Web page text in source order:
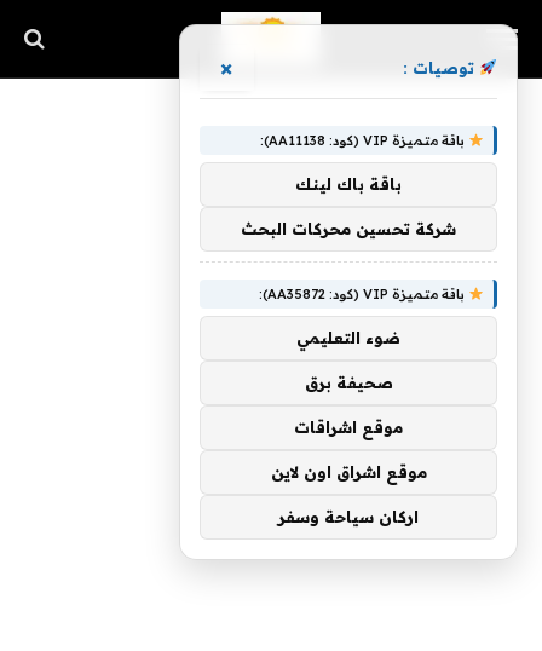
توصيات : ×
باقة متميزة VIP (كود: AA11138):
باقة باك لينك
شركة تحسين محركات البحث
باقة متميزة VIP (كود: AA35872):
ضوء التعليمي
صحيفة برق
موقع اشراقات
موقع اشراق اون لاين
اركان سياحة وسفر